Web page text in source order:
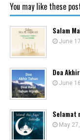
You may like these
Salam
June
Doa
June
Selamat
May